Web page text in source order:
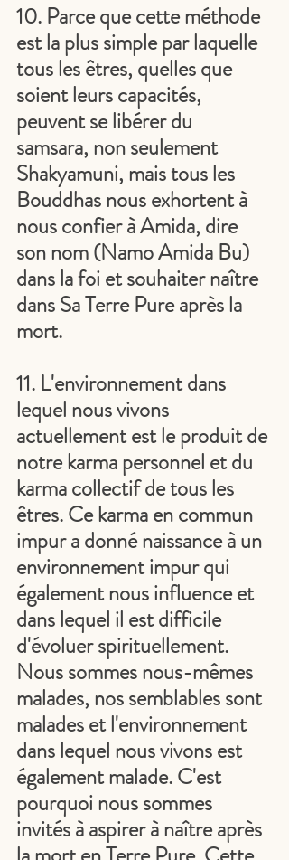
10. Parce que cette méthode
est la plus simple par laquelle
tous les êtres, quelles que
soient leurs capacités,
peuvent se libérer du
samsara, non seulement
Shakyamuni, mais tous les
Bouddhas nous exhortent à
nous confier à Amida, dire
son nom (Namo Amida Bu)
dans la foi et souhaiter naître
dans Sa Terre Pure après la
mort.
11. L'environnement dans
lequel nous vivons
actuellement est le produit de
notre karma personnel et du
karma collectif de tous les
êtres. Ce karma en commun
impur a donné naissance à un
environnement impur qui
également nous influence et
dans lequel il est difficile
d'évoluer spirituellement.
Nous sommes nous-mêmes
malades, nos semblables sont
malades et l'environnement
dans lequel nous vivons est
également malade. C'est
pourquoi nous sommes
invités à aspirer à naître après